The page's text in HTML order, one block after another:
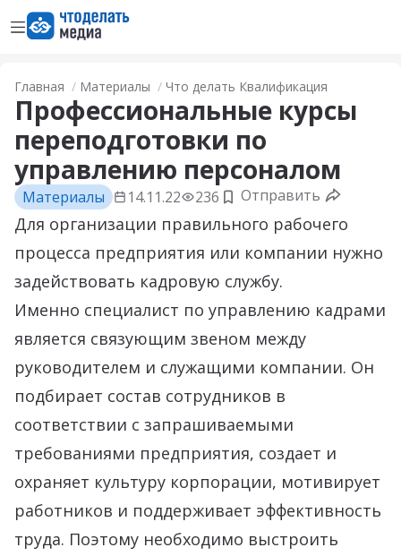
Открыть менюПерейти на главную страницу
Главная Материалы Что делать Квалификация
Профессиональные курсы
переподготовки по
управлению персоналом
Материалы 14.11.22 236 Добавить в закладки
Отправить
Для организации правильного рабочего
процесса предприятия или компании нужно
задействовать кадровую службу.
Именно специалист по управлению кадрами
является связующим звеном между
руководителем и служащими компании. Он
подбирает состав сотрудников в
соответствии с запрашиваемыми
требованиями предприятия, создает и
охраняет культуру корпорации, мотивирует
работников и поддерживает эффективность
труда. Поэтому необходимо выстроить